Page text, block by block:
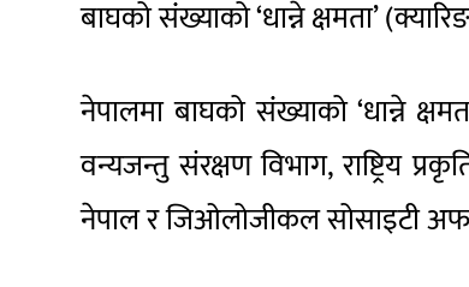
बाघको संंख्याको ‘धान्ने क्षमता’
नेपालमा बाघको संंख्याको ‘धान्ने
वन्यजन्तु संरक्षण विभाग, राष्ट्रिय
नेपाल र जिओलोजीकल सोसाइटी